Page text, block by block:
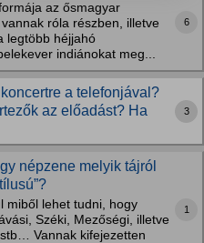
az ősmagyar
róla részben, illetve
legtöbb héjjahó
indiánokat meg...
6
a telefonjával?
az előadást? Ha
3
népzene melyik tájról
miből lehet tudni, hogy
Széki, Mezőségi, illetve
Vannak kifejezetten
1